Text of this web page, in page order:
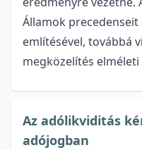
Államok precedenseit
említésével, továbbá
megközelítés elméleti
Az adólikviditás
adójogban